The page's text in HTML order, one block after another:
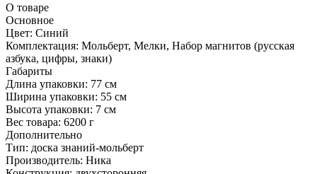
О товаре
Основное
Цвет: Синий
Комплектация: Мольберт, Мелки, Набор магнитов (русская
азбука, цифры, знаки)
Габариты
Длина упаковки: 77 см
Ширина упаковки: 55 см
Высота упаковки: 7 см
Вес товара: 6200 г
Дополнительно
Тип: доска знаний-мольберт
Производитель: Ника